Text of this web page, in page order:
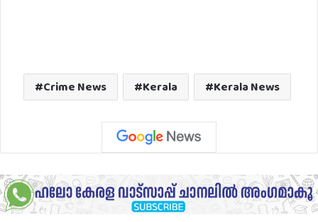
Crime News Kerala Kerala News